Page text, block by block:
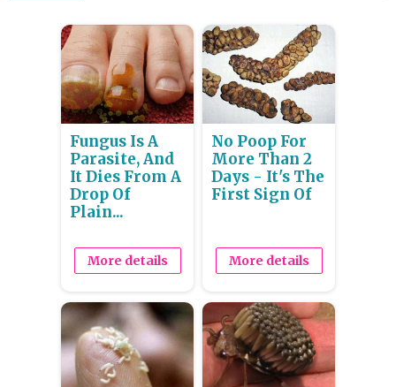
Fungus Is A
Parasite, And
It Dies From A
Drop Of
Plain...
More details
No Poop For
More Than 2
Days - It's The
First Sign Of
More details